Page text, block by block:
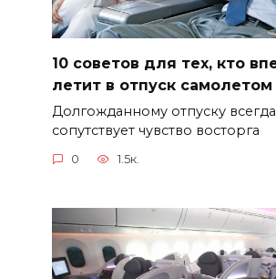
10 советов для тех, кто
летит в отпуск самолетом
Долгожданному отпуску всегда
сопутствует чувство восторга
0 1.5к.